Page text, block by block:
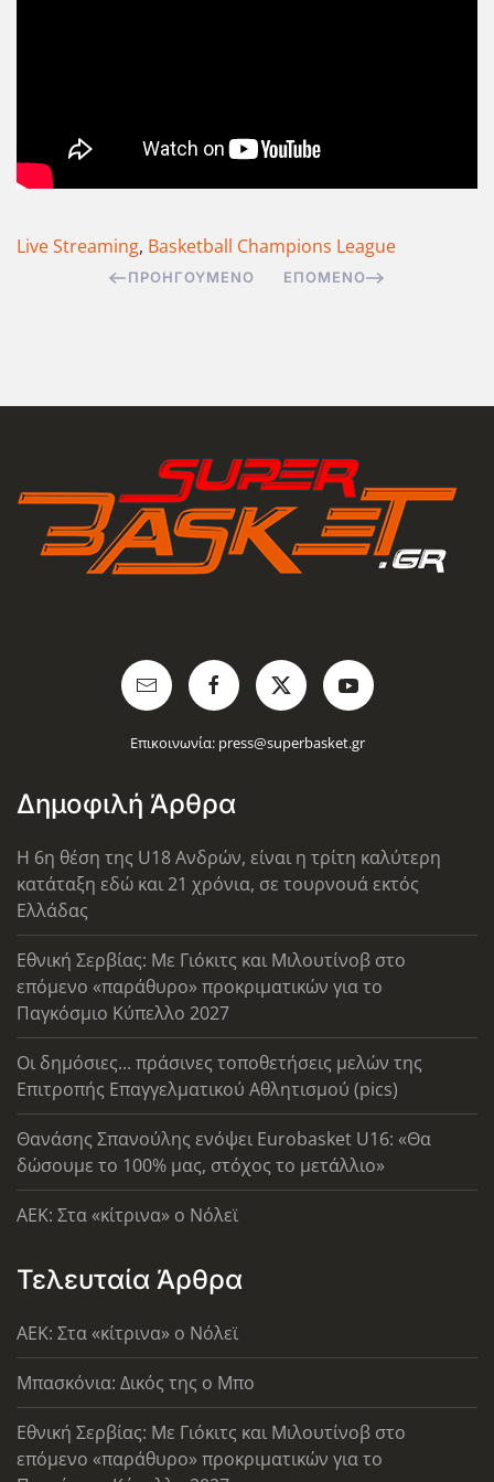
Live Streaming, Basketball Champions League
ΠΡΟΗΓΟΎΜΕΝΟ ΕΠΌΜΕΝΟ
Επικοινωνία: press@superbasket.gr
Δημοφιλή Άρθρα
Η 6η θέση της U18 Ανδρών, είναι η τρίτη καλύτερη
κατάταξη εδώ και 21 χρόνια, σε τουρνουά εκτός
Ελλάδας
Εθνική Σερβίας: Με Γιόκιτς και Μιλουτίνοβ στο
επόμενο «παράθυρο» προκριματικών για το
Παγκόσμιο Κύπελλο 2027
Οι δημόσιες... πράσινες τοποθετήσεις μελών της
Επιτροπής Επαγγελματικού Αθλητισμού (pics)
Θανάσης Σπανούλης ενόψει Eurobasket U16: «Θα
δώσουμε το 100% μας, στόχος το μετάλλιο»
AEK: Στα «κίτρινα» ο Νόλεϊ
Τελευταία Άρθρα
AEK: Στα «κίτρινα» ο Νόλεϊ
Μπασκόνια: Δικός της ο Μπο
Εθνική Σερβίας: Με Γιόκιτς και Μιλουτίνοβ στο
επόμενο «παράθυρο» προκριματικών για το